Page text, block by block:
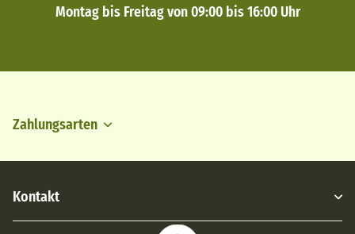
Montag bis Freitag von 09:00 bis 16:00 Uhr
Zahlungsarten
Kontakt